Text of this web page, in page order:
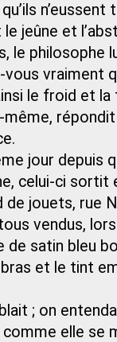
jeûne et
le philosophe
vraiment
le froid et la
même,
jour depuis
celui-ci sortit
de jouets, rue
vendus,
de satin bleu
et le tint
; on
elle se